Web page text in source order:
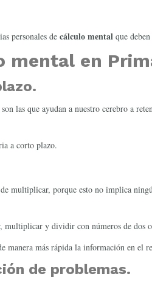
personales de cálculo mental que
mental en
las que ayudan a nuestro cerebro a
a corto plazo.
multiplicar, porque esto no implica
multiplicar y dividir con números de dos
manera más rápida la información en el
de problemas.